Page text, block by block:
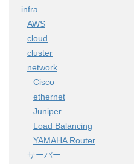
infra
AWS
cloud
cluster
network
Cisco
ethernet
Juniper
Load Balancing
YAMAHA Router
サーバー